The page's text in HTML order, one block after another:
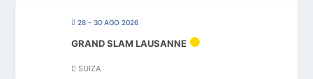
28 - 30 AGO 2026
GRAND SLAM LAUSANNE
SUIZA